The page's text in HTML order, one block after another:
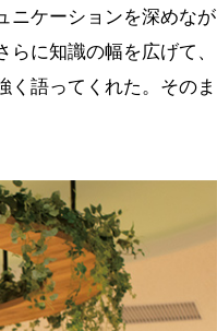
ニケーションを深めなが
に知識の幅を広げて、
く語ってくれた。そのま